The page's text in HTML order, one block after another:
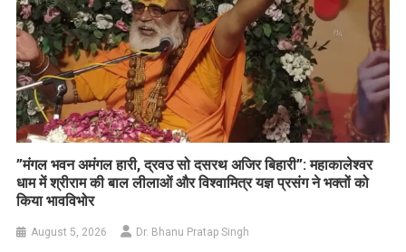
​”मंगल भवन अमंगल हारी, द्रवउ सो दसरथ अजिर बिहारी”: महाकालेश्वर
धाम में श्रीराम की बाल लीलाओं और विश्वामित्र यज्ञ प्रसंग ने भक्तों को
किया भावविभोर
August 5, 2026 Dr. Bhanu Pratap Singh